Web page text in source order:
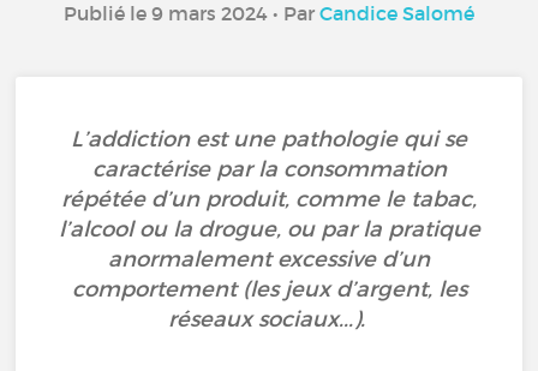
Publié le 9 mars 2024 • Par Candice Salomé
L’addiction est une pathologie qui se
caractérise par la consommation
répétée d’un produit, comme le tabac,
l’alcool ou la drogue, ou par la pratique
anormalement excessive d’un
comportement (les jeux d’argent, les
réseaux sociaux...).